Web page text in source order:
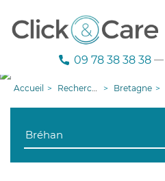
09 78 38 38 38 —
Accueil Recherche aide à domicile Bretagne